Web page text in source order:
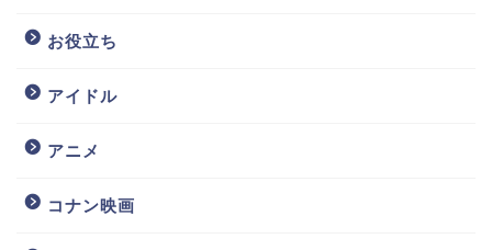
お役立ち
アイドル
アニメ
コナン映画